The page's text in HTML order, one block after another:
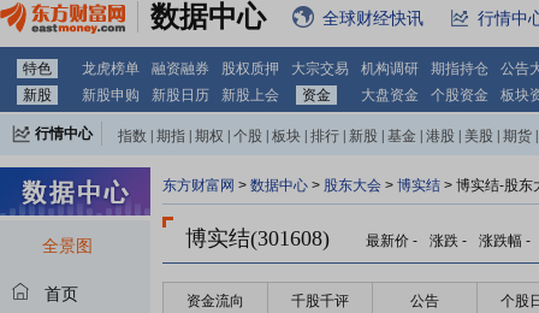
数据中心 全球财经快讯 行情中
特色 龙虎榜单 融资融券 股权质押 大宗交易 机构调研 期指持仓
公告
新股
新股申购 新股日历 新股上会 资金 大盘资金 个股资金 板块
行情中心 指数 期指 期权 个股 板块 排行 新股 基金 港股 美股 期货
全景图
首页
东方财富网 > 数据中心 > 股东大会 > 博实结 > 博实结-股东
博实结(301608) 最新价 - 涨跌 - 涨跌幅 -
资金流向 千股千评 公告 个股